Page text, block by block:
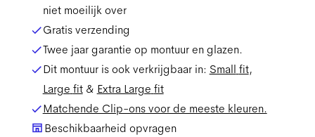
niet moeilijk over
Gratis verzending
Twee jaar garantie op montuur en glazen.
Dit montuur is ook verkrijgbaar in: Small fit,
Large fit& Extra Large fit
Matchende Clip-ons voor de meeste kleuren.
Beschikbaarheid opvragen